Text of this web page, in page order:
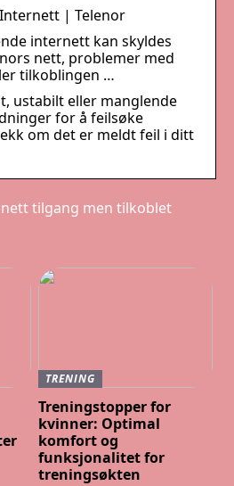
| Telenor
internett kan skyldes
nett, problemer med
tilkoblingen …
ustabilt eller manglende
for å feilsøke
om det er meldt feil i ditt
tilgang men tilkoblet
TRENING
Treningstopper for
kvinner: Optimal
komfort og
funksjonalitet for
treningsøkten